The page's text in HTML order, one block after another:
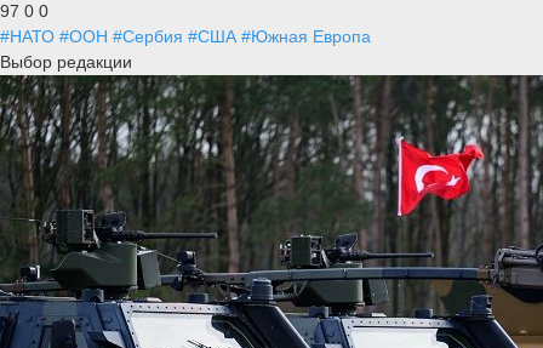
97 0 0
#НАТО #ООН #Сербия #США #Южная Европа
Выбор редакции